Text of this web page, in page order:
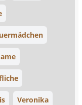
Veronika